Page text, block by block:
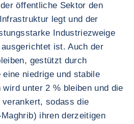
öffentliche Sektor den
legt und der
Industriezweige
ist. Auch der
gestützt durch
eine niedrige und stabile
unter 2 % bleiben und die
sodass die
ihren derzeitigen